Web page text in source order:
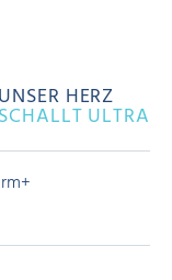
UNSER HERZ
SCHALLT ULTRA